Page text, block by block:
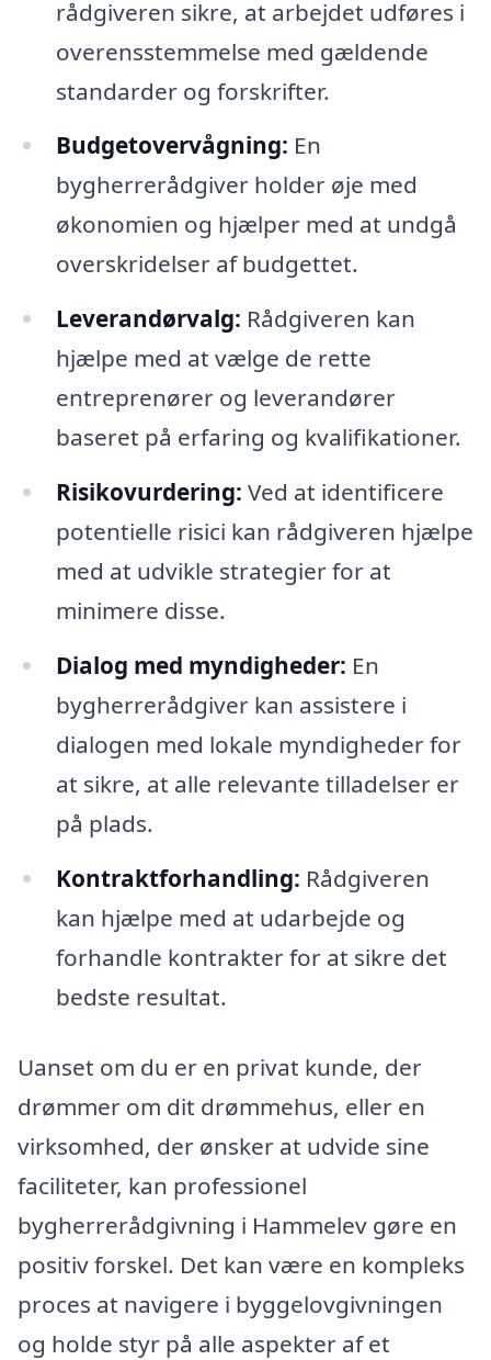
rådgiveren sikre, at arbejdet udføres i
overensstemmelse med gældende
standarder og forskrifter.
Budgetovervågning: En
bygherrerådgiver holder øje med
økonomien og hjælper med at undgå
overskridelser af budgettet.
Leverandørvalg: Rådgiveren kan
hjælpe med at vælge de rette
entreprenører og leverandører
baseret på erfaring og kvalifikationer.
Risikovurdering: Ved at identificere
potentielle risici kan rådgiveren hjælpe
med at udvikle strategier for at
minimere disse.
Dialog med myndigheder: En
bygherrerådgiver kan assistere i
dialogen med lokale myndigheder for
at sikre, at alle relevante tilladelser er
på plads.
Kontraktforhandling: Rådgiveren
kan hjælpe med at udarbejde og
forhandle kontrakter for at sikre det
bedste resultat.
Uanset om du er en privat kunde, der
drømmer om dit drømmehus, eller en
virksomhed, der ønsker at udvide sine
faciliteter, kan professionel
bygherrerådgivning i Hammelev gøre en
positiv forskel. Det kan være en kompleks
proces at navigere i byggelovgivningen
og holde styr på alle aspekter af et